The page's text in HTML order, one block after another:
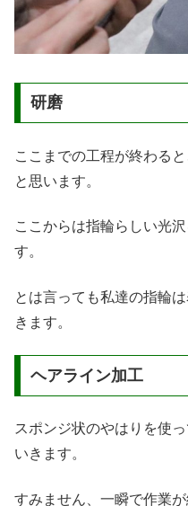
研磨
ここまでの工程が終わる
と思います。
ここからは指輪らしい光
す。
とは言っても私達の指輪
きます。
ヘアライン加工
スポンジ状のやはりを使
いきます。
すみません、一瞬で作業